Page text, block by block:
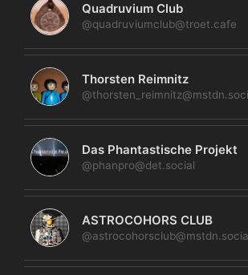
Quadruvium Club
@quadruviumclub@troet.cafe
Thorsten Reimnitz
Das Phantastische Projekt
@phanpro@det.social
ASTROCOHORS CLUB